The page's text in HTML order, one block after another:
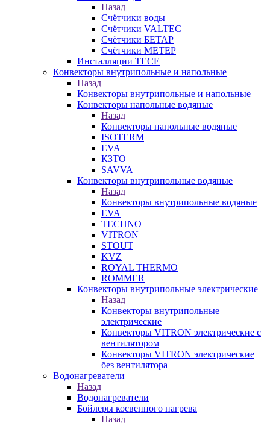
Назад
Счётчики воды
Счётчики VALTEC
Счётчики БЕТАР
Счётчики МЕТЕР
Инсталляции TECE
Конвекторы внутрипольные и напольные
Назад
Конвекторы внутрипольные и напольные
Конвекторы напольные водяные
Назад
Конвекторы напольные водяные
ISOTERM
EVA
КЗТО
SAVVA
Конвекторы внутрипольные водяные
Назад
Конвекторы внутрипольные водяные
EVA
TECHNO
VITRON
STOUT
KVZ
ROYAL THERMO
ROMMER
Конвекторы внутрипольные электрические
Назад
Конвекторы внутрипольные
электрические
Конвекторы VITRON электрические с
вентилятором
Конвекторы VITRON электрические
без вентилятора
Водонагреватели
Назад
Водонагреватели
Бойлеры косвенного нагрева
Назад